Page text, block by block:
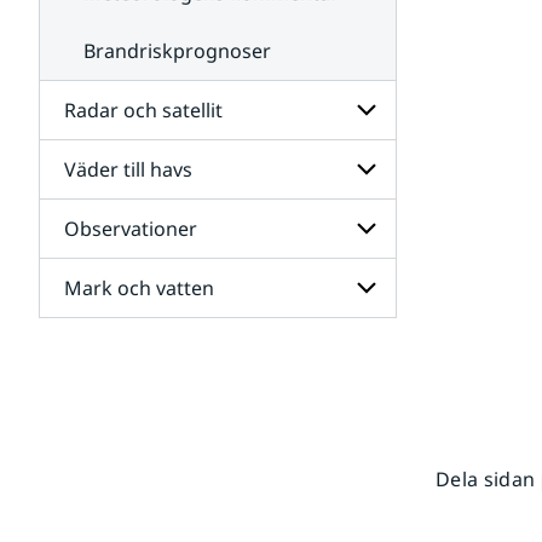
Brandriskprognoser
Radar och satellit
Undersidor
för
Radar
och
satellit
Väder till havs
Undersidor
för
Väder
till
havs
Observationer
Undersidor
för
Mark och vatten
Dela sidan